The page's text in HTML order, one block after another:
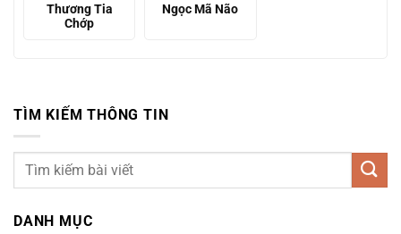
Thương Tia
Chớp
Ngọc Mã Não
TÌM KIẾM THÔNG TIN
DANH MỤC